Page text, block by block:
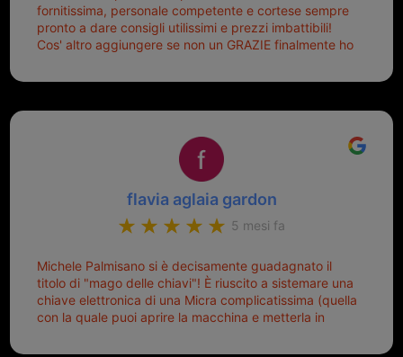
fornitissima, personale competente e cortese sempre
pronto a dare consigli utilissimi e prezzi imbattibili!
Cos' altro aggiungere se non un GRAZIE finalmente ho
mio riferimento. Ah dimenticavo...da loro sono riuscita
Top top top!!!
flavia aglaia gardon
5 mesi fa
Michele Palmisano si è decisamente guadagnato il
titolo di "mago delle chiavi"! È riuscito a sistemare una
chiave elettronica di una Micra complicatissima (quella
con la quale puoi aprire la macchina e metterla in
pronta per la pattumiera... Avevo passato mesi con le